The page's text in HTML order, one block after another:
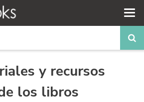
y recursos
los libros